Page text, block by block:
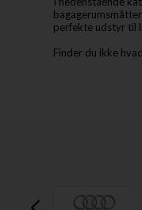
perfekte udstyr til
Finder du ikke